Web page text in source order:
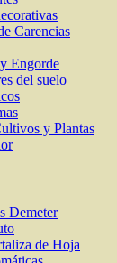
Carencias
Engorde
del suelo
y Plantas
Demeter
de Hoja